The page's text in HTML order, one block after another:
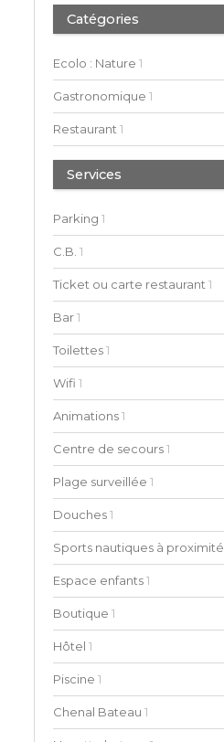
Catégories
Ecolo : Nature 1
Gastronomique 1
Restaurant 1
Services
Parking 1
C.B. 1
Ticket ou carte restaurant 1
Bar1
Toilettes1
Wifi 1
Animations1
Centre de secours1
Plage surveillée 1
Douches1
Sports nautiques à proximité
Espace enfants1
Boutique 1
Hôtel 1
Piscine 1
Chenal Bateau 1